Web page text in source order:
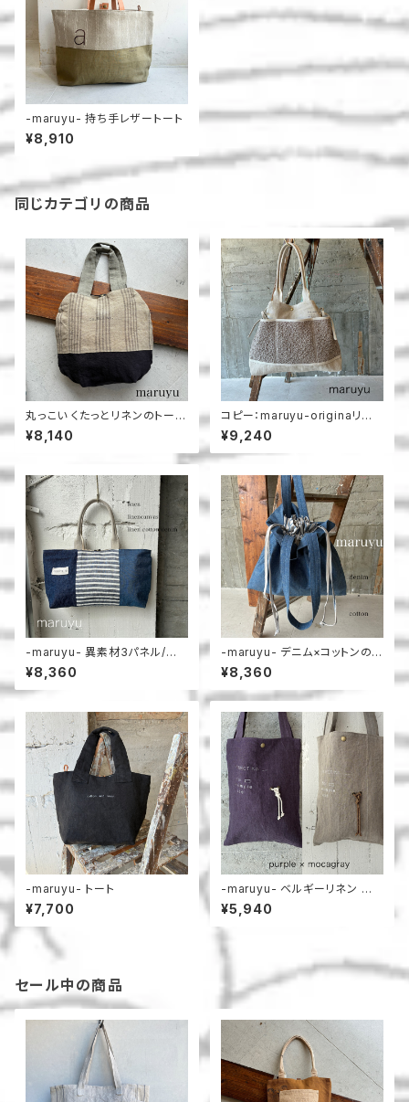
-maruyu- 持ち手レザートート
¥8,910
同じカテゴリの商品
丸っこい くたっとリネンのトート
＿maruyu
¥8,140
コピー：maruyu-originaリボ
ントート
¥9,240
-maruyu- 異素材3パネル/横
長トート
¥8,360
-maruyu- デニム×コットンの
巾着トート
¥8,360
-maruyu- トート
¥7,700
-maruyu- ベルギーリネン 小
さめトート
¥5,940
セール中の商品